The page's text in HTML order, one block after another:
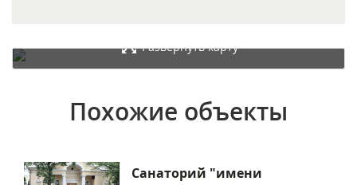
Развернуть карту
Похожие объекты
Санаторий "имени